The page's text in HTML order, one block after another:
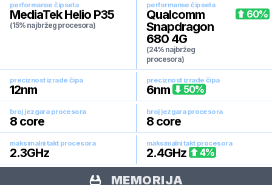
performanse čipseta
MediaTek Helio P35
(15% najbržeg procesora)
performanse čipseta
Qualcomm
Snapdragon
680 4G
(24% najbržeg
procesora)
60%
preciznost izrade čipa
12nm
preciznost izrade čipa
6nm 50%
broj jezgara procesora
8 core
broj jezgara procesora
8 core
maksimalni takt procesora
2.3GHz
maksimalni takt procesora
2.4GHz 4%
MEMORIJA